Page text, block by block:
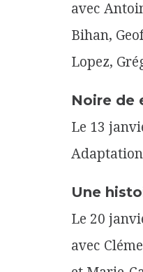
avec
Bihan,
Lopez,
Noire de
Le 13
Adaptation
Une
Le 20
avec